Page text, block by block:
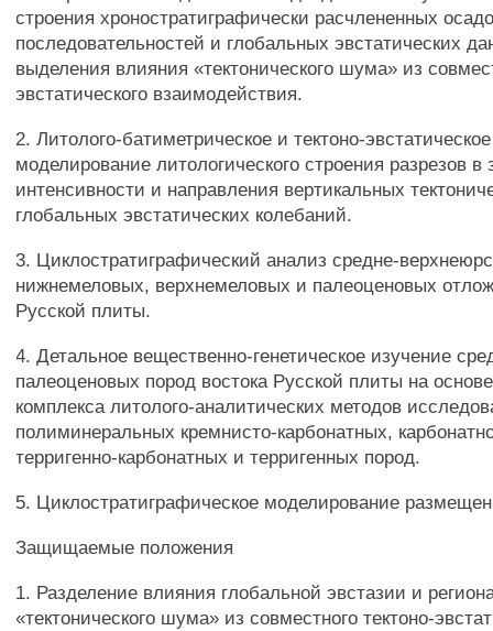
строения хроностратиграфически расчлененных
последовательностей и глобальных эвстатических
выделения влияния «тектонического шума» из
эвстатического взаимодействия.
2. Литолого-батиметрическое и тектоно-
моделирование литологического строения разрезов в
интенсивности и направления вертикальных
глобальных эвстатических колебаний.
3. Циклостратиграфический анализ средне-
нижнемеловых, верхнемеловых и палеоценовых
Русской плиты.
4. Детальное вещественно-генетическое изучение
палеоценовых пород востока Русской плиты на
комплекса литолого-аналитических методов
полиминеральных кремнисто-карбонатных,
терригенно-карбонатных и терригенных пород.
5. Циклостратиграфическое моделирование
Защищаемые положения
1. Разделение влияния глобальной эвстазии и
«тектонического шума» из совместного тектоно-